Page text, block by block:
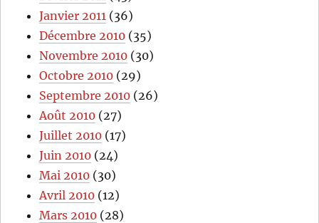
Janvier 2011 (36)
Décembre 2010 (35)
Novembre 2010 (30)
Octobre 2010 (29)
Septembre 2010 (26)
Août 2010 (27)
Juillet 2010 (17)
Juin 2010 (24)
Mai 2010 (30)
Avril 2010 (12)
Mars 2010 (28)